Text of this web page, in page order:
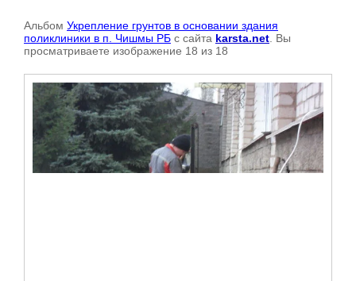
Альбом Укрепление грунтов в основании здания
поликлиники в п. Чишмы РБ с сайта karsta.net . Вы
просматриваете изображение 18 из 18